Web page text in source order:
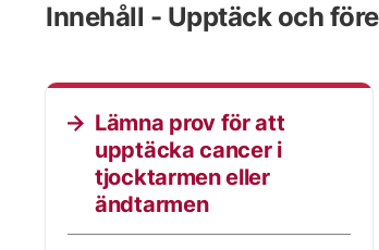
Innehåll - Upptäck och
Lämna prov för att
upptäcka cancer i
tjocktarmen eller
ändtarmen